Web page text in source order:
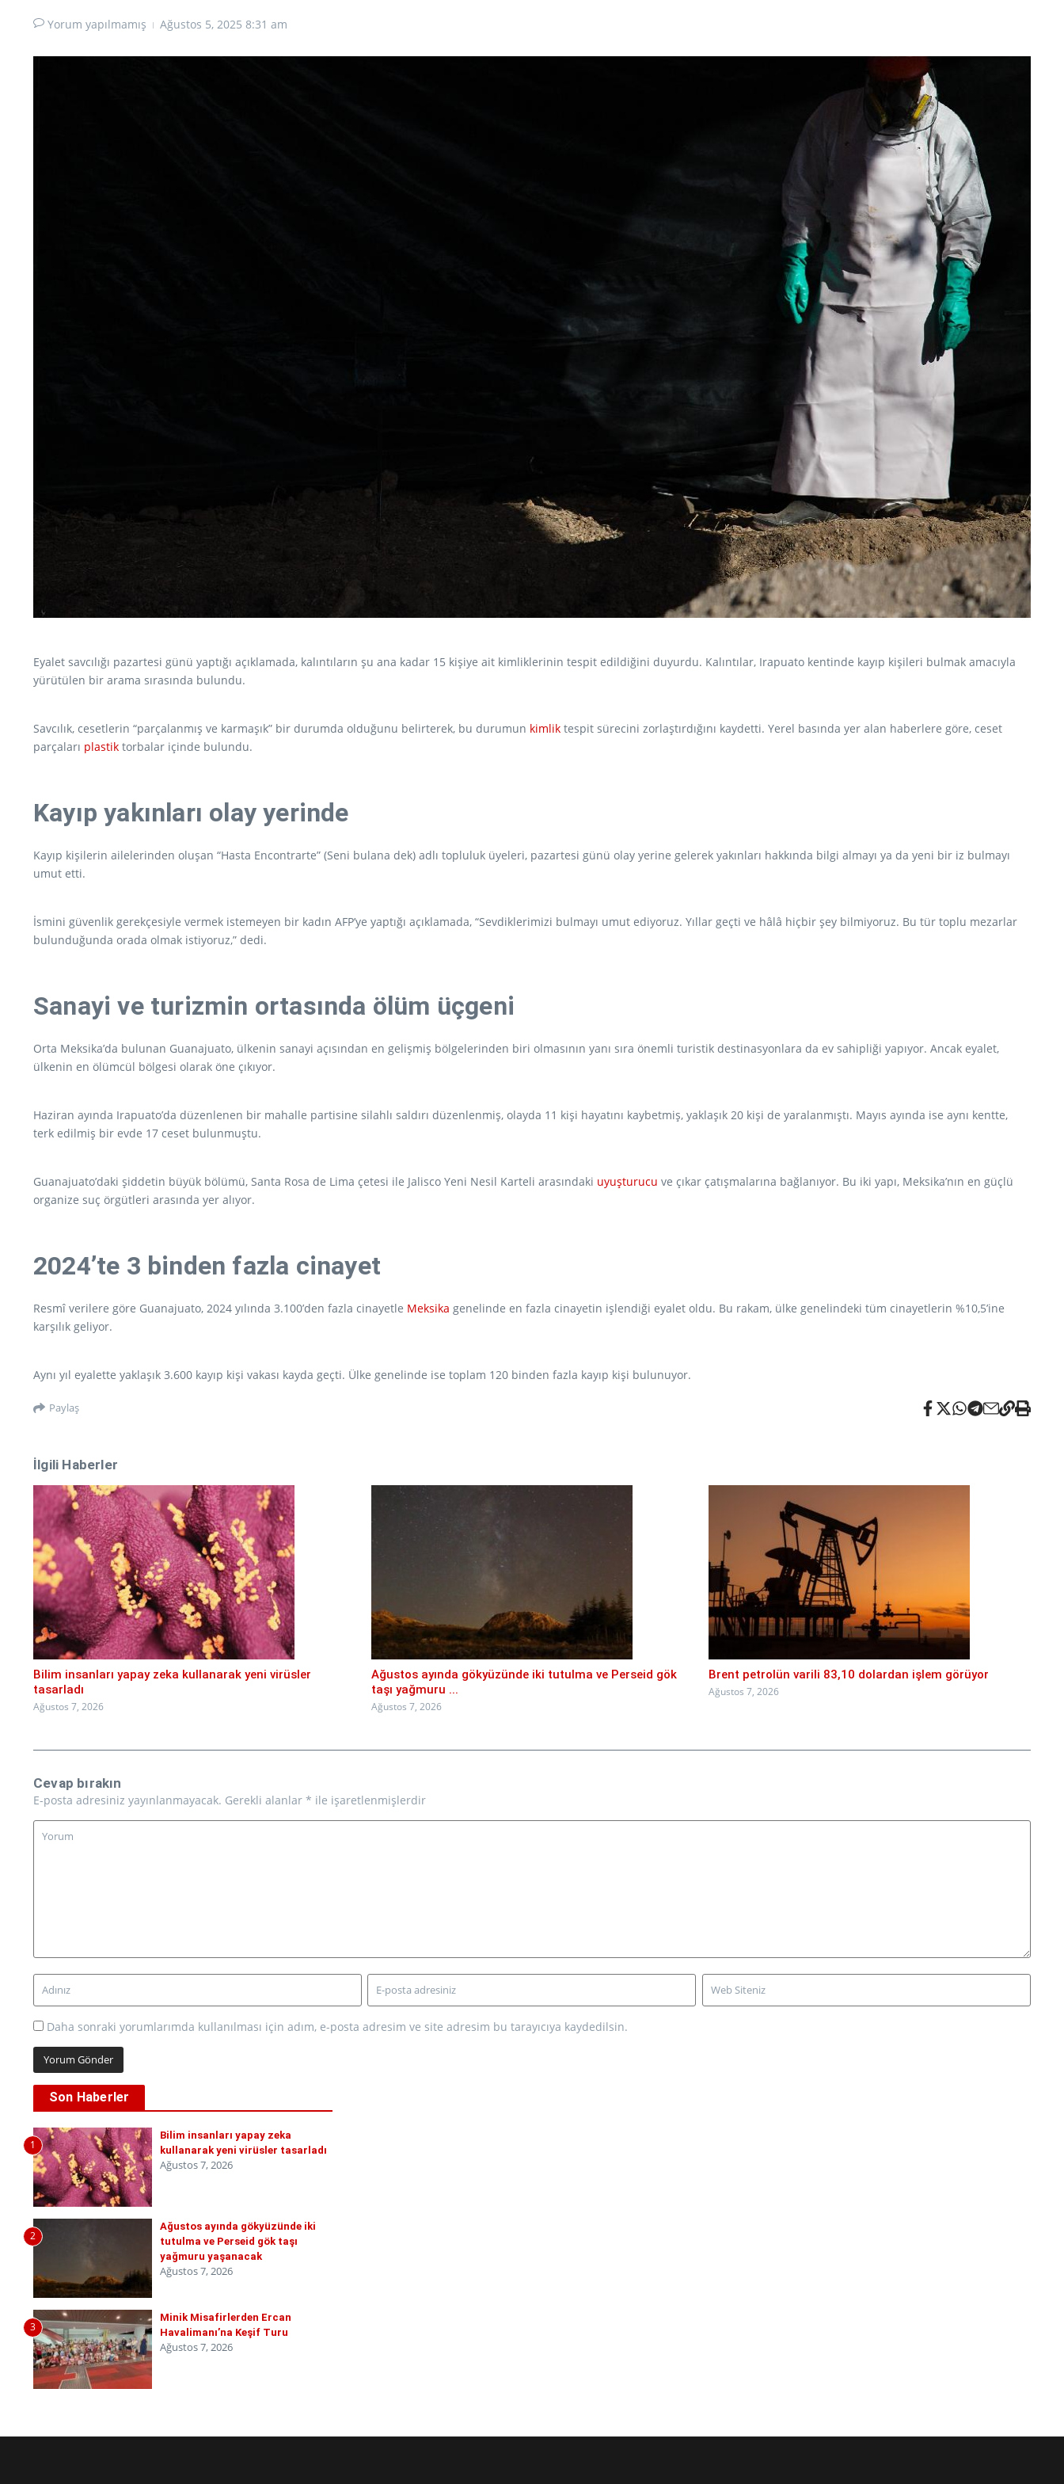
Yorum yapılmamış Ağustos 5, 2025 8:31 am
Eyalet savcılığı pazartesi günü yaptığı açıklamada, kalıntıların şu ana kadar 15 kişiye ait kimliklerinin tespit edildiğini duyurdu. Kalıntılar, Irapuato kentinde kayıp kişileri bulmak amacıyla
yürütülen bir arama sırasında bulundu.
Savcılık, cesetlerin “parçalanmış ve karmaşık” bir durumda olduğunu belirterek, bu durumun kimlik tespit sürecini zorlaştırdığını kaydetti. Yerel basında yer alan haberlere göre, ceset
parçaları plastik torbalar içinde bulundu.
Kayıp yakınları olay yerinde
Kayıp kişilerin ailelerinden oluşan “Hasta Encontrarte” (Seni bulana dek) adlı topluluk üyeleri, pazartesi günü olay yerine gelerek yakınları hakkında bilgi almayı ya da yeni bir iz bulmayı
umut etti.
İsmini güvenlik gerekçesiyle vermek istemeyen bir kadın AFP’ye yaptığı açıklamada, “Sevdiklerimizi bulmayı umut ediyoruz. Yıllar geçti ve hâlâ hiçbir şey bilmiyoruz. Bu tür toplu mezarlar
bulunduğunda orada olmak istiyoruz,” dedi.
Sanayi ve turizmin ortasında ölüm üçgeni
Orta Meksika’da bulunan Guanajuato, ülkenin sanayi açısından en gelişmiş bölgelerinden biri olmasının yanı sıra önemli turistik destinasyonlara da ev sahipliği yapıyor. Ancak eyalet,
ülkenin en ölümcül bölgesi olarak öne çıkıyor.
Haziran ayında Irapuato’da düzenlenen bir mahalle partisine silahlı saldırı düzenlenmiş, olayda 11 kişi hayatını kaybetmiş, yaklaşık 20 kişi de yaralanmıştı. Mayıs ayında ise aynı kentte,
terk edilmiş bir evde 17 ceset bulunmuştu.
Guanajuato’daki şiddetin büyük bölümü, Santa Rosa de Lima çetesi ile Jalisco Yeni Nesil Karteli arasındaki uyuşturucu ve çıkar çatışmalarına bağlanıyor. Bu iki yapı, Meksika’nın en güçlü
organize suç örgütleri arasında yer alıyor.
2024’te 3 binden fazla cinayet
Resmî verilere göre Guanajuato, 2024 yılında 3.100’den fazla cinayetle Meksika genelinde en fazla cinayetin işlendiği eyalet oldu. Bu rakam, ülke genelindeki tüm cinayetlerin %10,5’ine
karşılık geliyor.
Aynı yıl eyalette yaklaşık 3.600 kayıp kişi vakası kayda geçti. Ülke genelinde ise toplam 120 binden fazla kayıp kişi bulunuyor.
Paylaş
İlgili Haberler
Bilim insanları yapay zeka kullanarak yeni virüsler
tasarladı
Ağustos 7, 2026
Ağustos ayında gökyüzünde iki tutulma ve Perseid gök
taşı yağmuru ...
Ağustos 7, 2026
Brent petrolün varili 83,10 dolardan işlem görüyor
Ağustos 7, 2026
Cevap bırakın
E-posta adresiniz yayınlanmayacak. Gerekli alanlar * ile işaretlenmişlerdir
Daha sonraki yorumlarımda kullanılması için adım, e-posta adresim ve site adresim bu tarayıcıya kaydedilsin.
Son Haberler
1
Bilim insanları yapay zeka
kullanarak yeni virüsler tasarladı
Ağustos 7, 2026
2
Ağustos ayında gökyüzünde iki
tutulma ve Perseid gök taşı
yağmuru yaşanacak
Ağustos 7, 2026
3
Minik Misafirlerden Ercan
Havalimanı’na Keşif Turu
Ağustos 7, 2026